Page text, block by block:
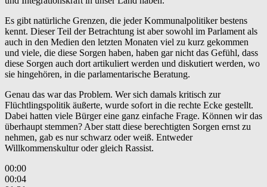
Es gibt natürliche Grenzen, die jeder Kommunalpolitiker bestens
kennt. Dieser Teil der Betrachtung ist aber sowohl im Parlament als
auch in den Medien den letzten Monaten viel zu kurz gekommen
und viele, die diese Sorgen haben, haben gar nicht das Gefühl, dass
diese Sorgen auch dort artikuliert werden und diskutiert werden, wo
sie hingehören, in die parlamentarische Beratung.
Genau das war das Problem. Wer sich damals kritisch zur
Flüchtlingspolitik äußerte, wurde sofort in die rechte Ecke gestellt.
Dabei hatten viele Bürger eine ganz einfache Frage. Können wir das
überhaupt stemmen? Aber statt diese berechtigten Sorgen ernst zu
nehmen, gab es nur schwarz oder weiß. Entweder
Willkommenskultur oder gleich Rassist.
00:00
00:04